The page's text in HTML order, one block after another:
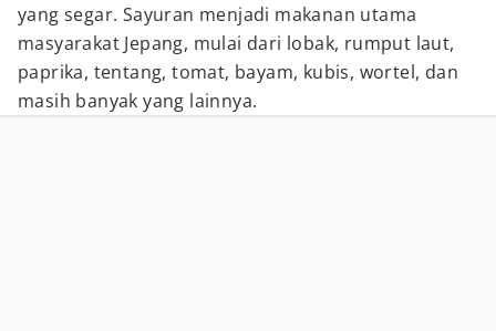
yang segar. Sayuran menjadi makanan utama
masyarakat Jepang, mulai dari lobak, rumput laut,
paprika, tentang, tomat, bayam, kubis, wortel, dan
masih banyak yang lainnya.